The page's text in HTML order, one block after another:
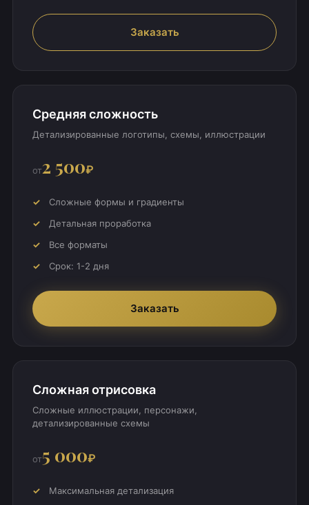
Заказать
Средняя сложность
Детализированные логотипы, схемы, иллюстрации
от2 500₽
Сложные формы и градиенты
Детальная проработка
Все форматы
Срок: 1-2 дня
Заказать
Сложная отрисовка
Сложные иллюстрации, персонажи,
детализированные схемы
от5 000₽
Максимальная детализация